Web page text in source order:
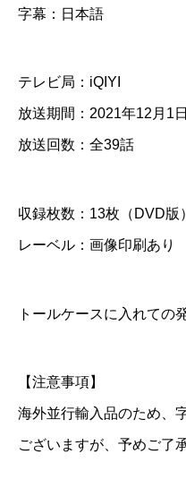
字幕：日本語
テレビ局：iQIYI
放送期間：2021年12月1
放送回数：全39話
収録枚数：13枚（DVD版
レーベル：画像印刷あり
トールケースに入れての
【注意事項】
海外並行輸入品のため、
ございますが、予めご了